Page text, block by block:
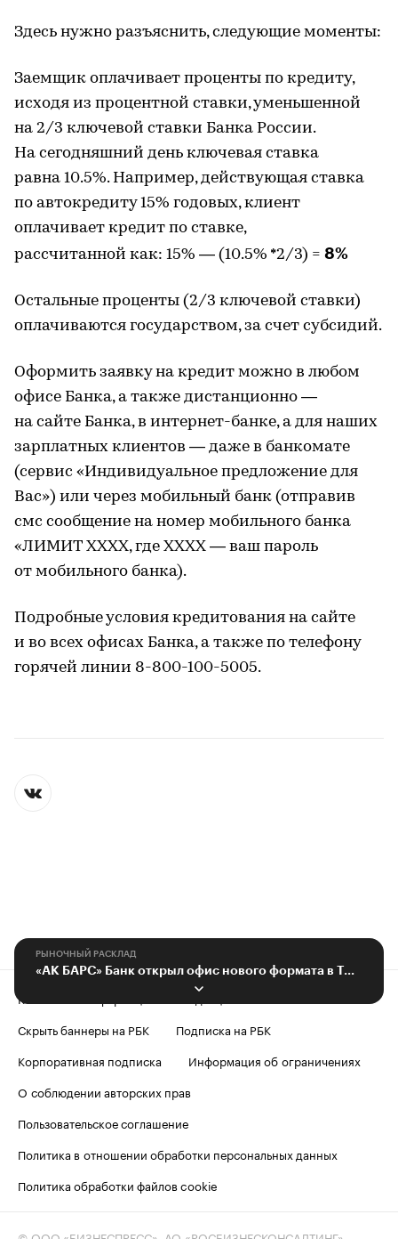
Здесь нужно разъяснить, следующие моменты:
Заемщик оплачивает проценты по кредиту,
исходя из процентной ставки, уменьшенной
на 2/3 ключевой ставки Банка России.
На сегодняшний день ключевая ставка
равна 10.5%. Например, действующая ставка
по автокредиту 15% годовых, клиент
оплачивает кредит по ставке,
рассчитанной как: 15% — (10.5% *2/3) = 8%
Остальные проценты (2/3 ключевой ставки)
оплачиваются государством, за счет субсидий.
Оформить заявку на кредит можно в любом
офисе Банка, а также дистанционно —
на сайте Банка, в интернет-банке, а для наших
зарплатных клиентов — даже в банкомате
(сервис «Индивидуальное предложение для
Вас») или через мобильный банк (отправив
смс сообщение на номер мобильного банка
«ЛИМИТ ХХХХ, где ХХХХ — ваш пароль
от мобильного банка).
Подробные условия кредитования на сайте
и во всех офисах Банка, а также по телефону
горячей линии 8-800-100-5005.
РЫНОЧНЫЙ РАСКЛАД
«АК БАРС» Банк открыл офис нового формата в Тюмени
Контактная информация
Скрыть баннеры на РБК
Подписка на РБК
Корпоративная подписка
Информация об ограничениях
О соблюдении авторских прав
Пользовательское соглашение
Политика в отношении обработки персональных данных
Политика обработки файлов cookie